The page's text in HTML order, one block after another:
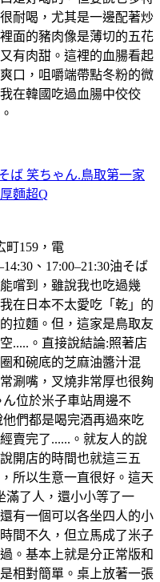
耐喝，尤其是一邊配著炒
面的豬肉像是薄切的五花
有肉甜。這裡的血腸看起
口，咀嚼端帶點冬粉的微
在韓國吃過血腸中佼佼
ば 笑ちゃん.鳥取第一家
麵超Q
町159，電
、17:00–21:30油そば
嚐到，雖說我也吃過幾
在日本不太愛吃「乾」的
拉麵。但，這家是鳥取友
.....。直接說結論:照著店
和碗底的芝麻油醬汁混
涮嘴，叉燒非常厚也很夠
位於米子車站周邊不
們都是喝完酒再過來吃
賣完了......。就友人的說
開店的時間也就這三五
所以生意一直很好。這天
滿了人，還小小等了一
有一個可以各坐四人的小
間不久，但立馬成了米子
。基本上就是分正常版和
相對簡單。桌上放著一張